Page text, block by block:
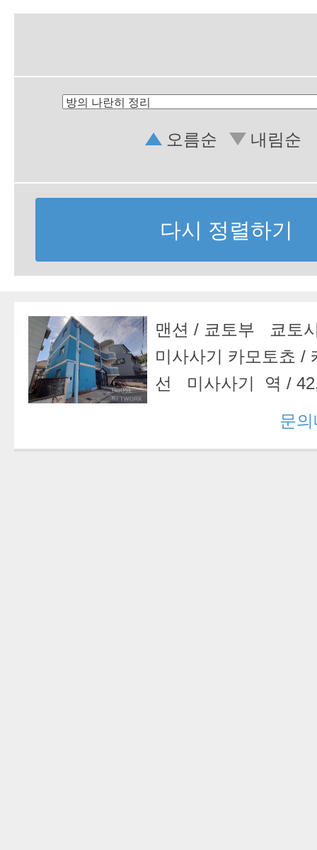
오름순 내림순
다시 정렬하기
맨션/ 쿄토부 쿄토
미사사기 카모토쵸/
선 미사사기 역/
문